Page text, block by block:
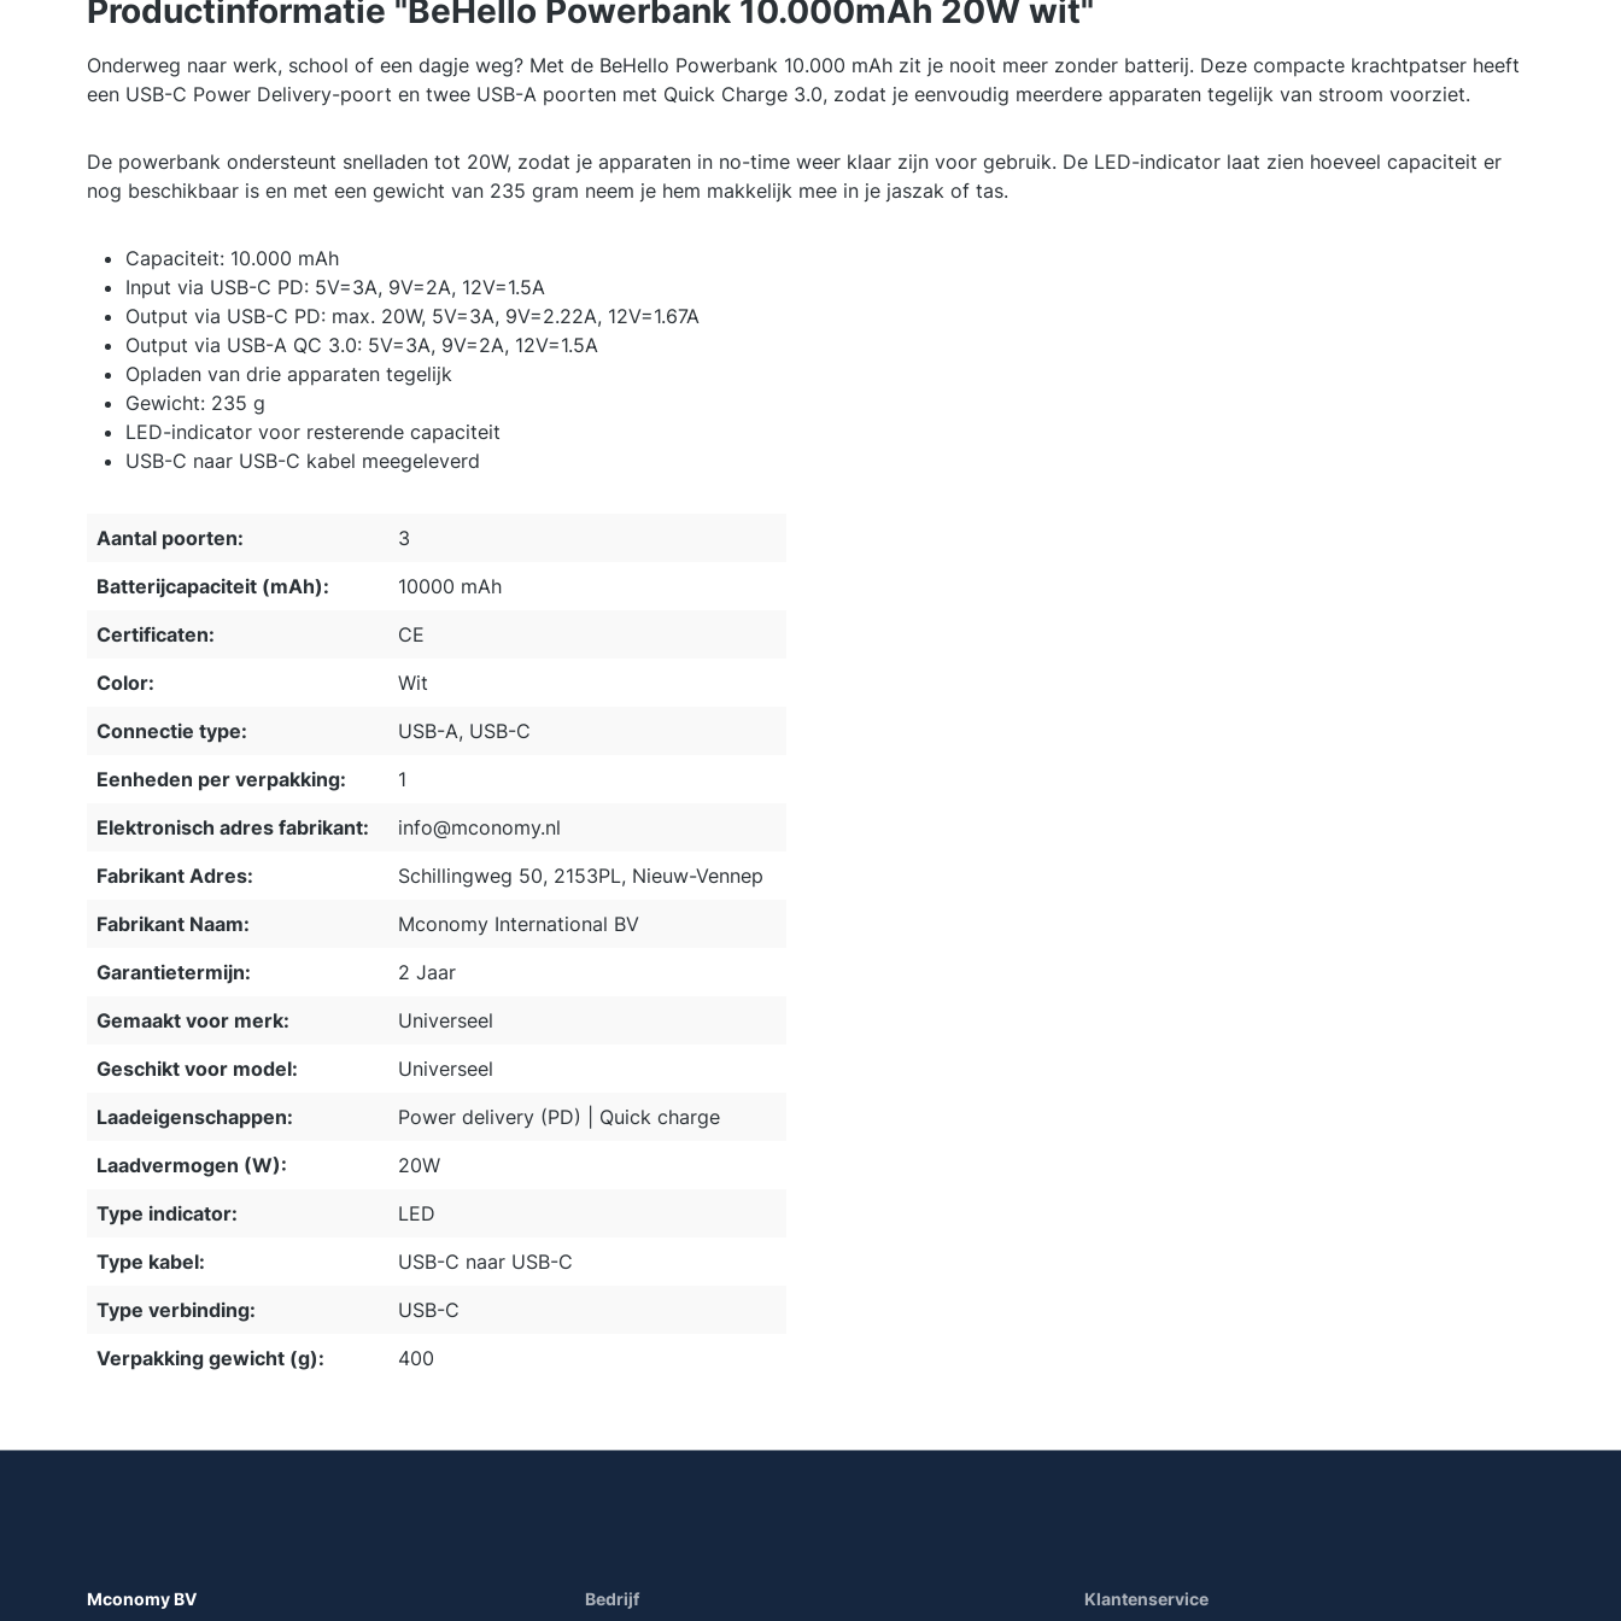
Productinformatie "BeHello Powerbank 10.000mAh 20W wit"
Onderweg naar werk, school of een dagje weg? Met de BeHello Powerbank 10.000 mAh zit je nooit meer zonder batterij. Deze compacte krachtpatser heeft
een USB-C Power Delivery-poort en twee USB-A poorten met Quick Charge 3.0, zodat je eenvoudig meerdere apparaten tegelijk van stroom voorziet.
De powerbank ondersteunt snelladen tot 20W, zodat je apparaten in no-time weer klaar zijn voor gebruik. De LED-indicator laat zien hoeveel capaciteit er
nog beschikbaar is en met een gewicht van 235 gram neem je hem makkelijk mee in je jaszak of tas.
Capaciteit: 10.000 mAh
Input via USB-C PD: 5V=3A, 9V=2A, 12V=1.5A
Output via USB-C PD: max. 20W, 5V=3A, 9V=2.22A, 12V=1.67A
Output via USB-A QC 3.0: 5V=3A, 9V=2A, 12V=1.5A
Opladen van drie apparaten tegelijk
Gewicht: 235 g
LED-indicator voor resterende capaciteit
USB-C naar USB-C kabel meegeleverd
Aantal poorten:
3
Batterijcapaciteit (mAh):
10000 mAh
Certificaten:
CE
Color:
Wit
Connectie type:
USB-A, USB-C
Eenheden per verpakking:
1
Elektronisch adres fabrikant:
info@mconomy.nl
Fabrikant Adres:
Schillingweg 50, 2153PL, Nieuw-Vennep
Fabrikant Naam:
Mconomy International BV
Garantietermijn:
2 Jaar
Gemaakt voor merk:
Universeel
Geschikt voor model:
Universeel
Laadeigenschappen:
Power delivery (PD) | Quick charge
Laadvermogen (W):
20W
Type indicator:
LED
Type kabel:
USB-C naar USB-C
Type verbinding:
USB-C
Verpakking gewicht (g):
400
Mconomy BV Bedrijf Klantenservice